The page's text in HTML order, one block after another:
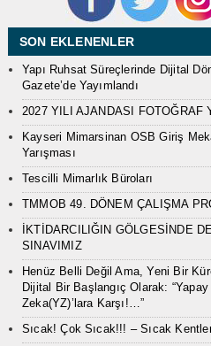
SON EKLENENLER
Yapı Ruhsat Süreçlerinde Dijital
Gazete’de Yayımlandı
2027 YILI AJANDASI FOTOĞRAF
Kayseri Mimarsinan OSB Giriş
Yarışması
Tescilli Mimarlık Büroları
TMMOB 49. DÖNEM ÇALIŞMA
İKTİDARCILIĞIN GÖLGESİNDE
SINAVIMIZ
Henüz Belli Değil Ama, Yeni Bir
Dijital Bir Başlangıç Olarak:
Zeka(YZ)’lara Karşı!…”
Sıcak! Çok Sıcak!!! – Sıcak